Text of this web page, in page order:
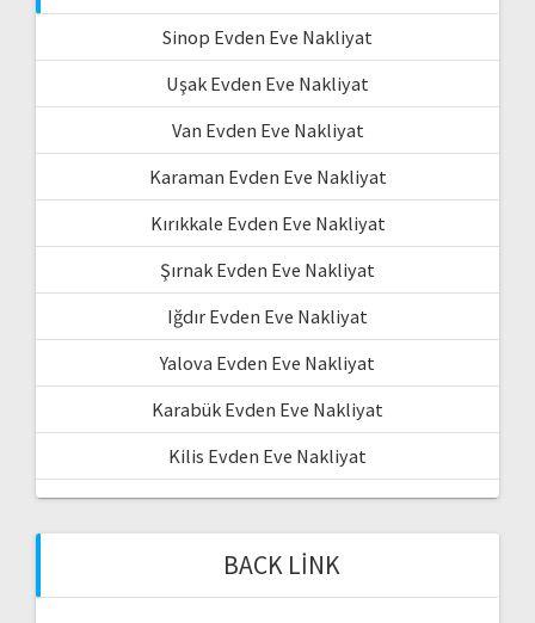
Sinop Evden Eve Nakliyat
Uşak Evden Eve Nakliyat
Van Evden Eve Nakliyat
Karaman Evden Eve Nakliyat
Kırıkkale Evden Eve Nakliyat
Şırnak Evden Eve Nakliyat
Iğdır Evden Eve Nakliyat
Yalova Evden Eve Nakliyat
Karabük Evden Eve Nakliyat
Kilis Evden Eve Nakliyat
BACK LINK